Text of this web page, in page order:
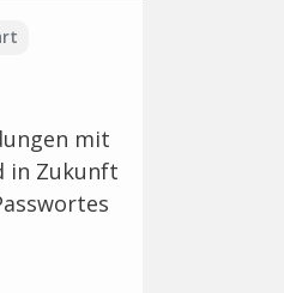
mit
in Zukunft